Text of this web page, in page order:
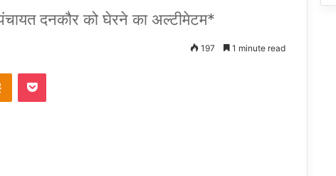
दनकौर को घेरने का अल्टीमेटम*
197 1 minute read
Odnoklassniki
Pocket